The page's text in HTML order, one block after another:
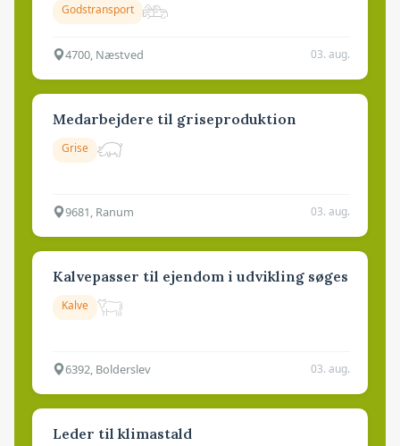
Godstransport
4700, Næstved 03. aug.
Medarbejdere til griseproduktion
Grise
9681, Ranum 03. aug.
Kalvepasser til ejendom i udvikling søges
Kalve
6392, Bolderslev 03. aug.
Leder til klimastald